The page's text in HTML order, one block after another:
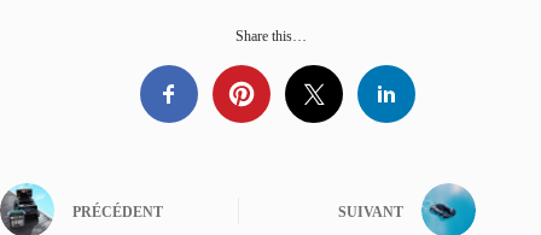
Share this…
PRÉCÉDENT SUIVANT